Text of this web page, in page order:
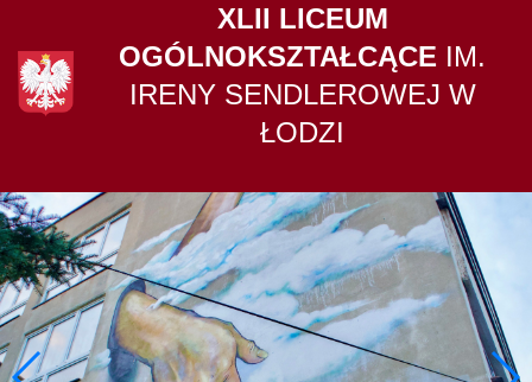
XLII LICEUM
OGÓLNOKSZTAŁCĄCE IM.
IRENY SENDLEROWEJ W
ŁODZI